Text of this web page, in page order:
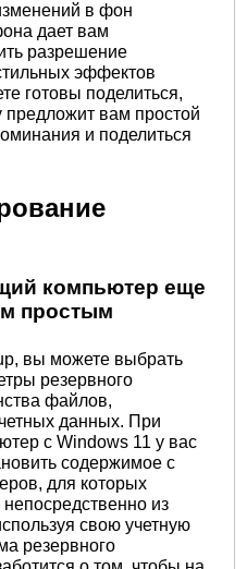
в фон
дает вам
разрешение
эффектов
готовы поделиться,
вам простой
и поделиться
компьютер еще
простым
вы можете выбрать
резервного
файлов,
данных. При
с Windows 11 у вас
содержимое с
для которых
из
свою учетную
резервного